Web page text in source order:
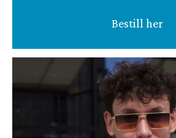
Bestill her